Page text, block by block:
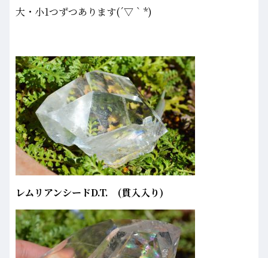
大・小1つずつあります(´▽｀*)
レムリアンシードD.T. (貫入入り)